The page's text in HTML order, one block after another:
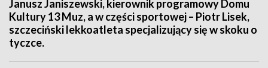
Janusz Janiszewski, kierownik programowy Domu
Kultury 13 Muz, a w części sportowej – Piotr Lisek,
szczeciński lekkoatleta specjalizujący się w skoku o
tyczce.